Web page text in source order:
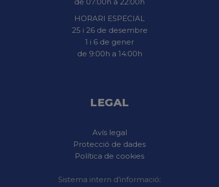
HORARI ESPECIAL
25 i 26 de desembre
1 i 6 de gener
de 9:00h a 14:00h
LEGAL
Avís legal
Protecció de dades
Política de cookies
Sistema intern d’informació: